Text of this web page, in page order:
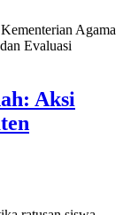
Agama
Evaluasi
Aksi